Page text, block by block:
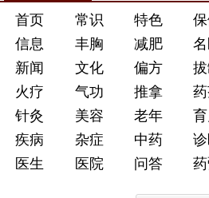
首页 常识 特色
信息
丰胸 减肥
新闻
文化 偏方
火疗
气功 推拿
针灸
美容 老年
疾病
杂症 中药
医生
医院 问答